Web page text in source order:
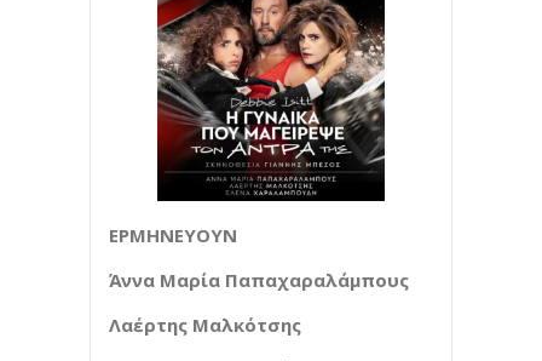
ΕΡΜΗΝΕΥΟΥΝ
Άννα Μαρία Παπαχαραλάμπους
Λαέρτης Μαλκότσης